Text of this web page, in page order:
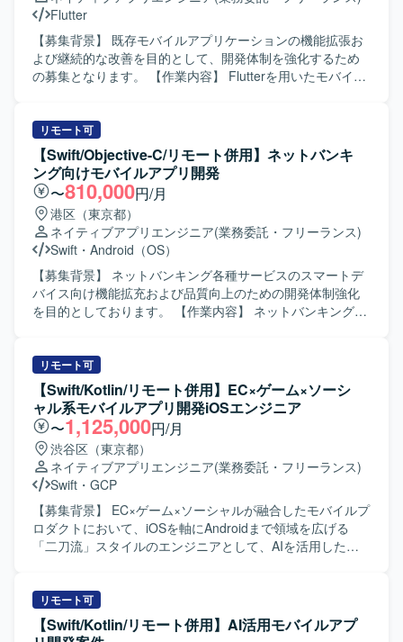
Flutter
【募集背景】 既存モバイルアプリケーションの機能拡張お
よび継続的な改善を目的として、開発体制を強化するため
の募集となります。 【作業内容】 Flutterを用いたモバイル
装までを一貫して対応し、コードレビューを通じた品質向
上にも関わっていただきます。生成AIを積極的に活用し、
ドキュメント作成やコード補助などを含む効率的な開発プ
ロセスの推進にも取り組んでいただきます。 【求める人物
像】 自ら課題を見つけ主体的にタスクを推進できる方を求
めています。チーム内で積極的にコミュニケーションを取
りながら、質問や提案を行い、より良い開発プロセスやプ
ロダクトづくりに貢献していただける方が望ましいです。
【ポジションの魅力】 Flutterを用いたモバイルアプリケー
ション開発に深く関わることができ、設計から実装、レビ
ューまで一連の工程を経験できます。生成AIを活用した開
中心としたモバイルアプリケーション開発環境を想定して
います。既存のアーキテクチャや開発ルールに沿って開発
を行っていただきます。
リモート可
【Swift/Objective-C/リモート併用】ネットバンキ
ング向けモバイルアプリ開発
〜810,000円/月
港区（東京都）
ネイティブアプリエンジニア(業務委託・フリーランス)
Swift ・ Android（OS）
【募集背景】 ネットバンキング各種サービスのスマートデ
バイス向け機能拡充および品質向上のための開発体制強化
を目的としております。 【作業内容】 ネットバンキング各
装、テストまで一連の工程をご担当いただきます。また、
開発に関連する各種ドキュメントの作成も実施いただきま
す。 【求める人物像】 モバイルアプリ開発において主体的
に設計から実装、テストまで対応できる方を求めておりま
す。関係者とコミュニケーションを取りながら、品質とユ
ーザビリティを意識した開発ができる方を歓迎いたしま
す。 【ポジションの魅力】 金融系ネットバンキングサービ
スの開発に関わることで、大規模なユーザーを持つサービ
スのモバイルアプリ開発経験を積むことができます。
iOS/Androidいずれかの専門性を活かしつつ、金融ドメイン
の知見も深めていただけます。 【開発環境】 iOS/Android
リモート可
【Swift/Kotlin/リモート併用】EC×ゲーム×ソーシ
ャル系モバイルアプリ開発iOSエンジニア
〜1,125,000円/月
渋谷区（東京都）
ネイティブアプリエンジニア(業務委託・フリーランス)
Swift ・ GCP
【募集背景】 EC×ゲーム×ソーシャルが融合したモバイルプ
ロダクトにおいて、iOSを軸にAndroidまで領域を広げる
「二刀流」スタイルのエンジニアとして、AIを活用した開
QA）に加わり、仕様検討からリリース・効果分析まで一貫
してご担当いただきます。Swiftを用いたiOSアプリの設計・
開発・保守・運用を中心に、SwiftUIによるUI実装やアーキ
リモート可
【Swift/Kotlin/リモート併用】AI活用モバイルアプ